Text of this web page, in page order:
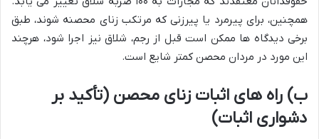
همچنین، برای پیرمرد یا پیرزنی که مرتکب زنای محصنه شوند، طبق
برخی دیدگاه ها ممکن است قبل از رجم، شلاق نیز اجرا شود، هرچند
این مورد در مردان محصن کمتر شایع است.
ب) راه های اثبات زنای محصن (تأکید بر
دشواری اثبات)